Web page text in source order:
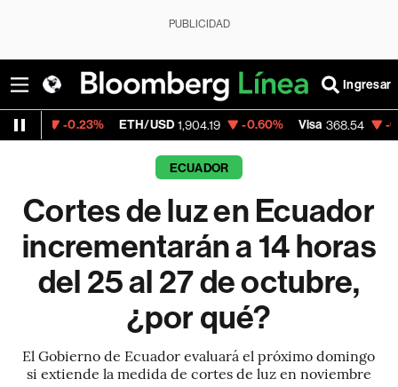
PUBLICIDAD
Ingresar
ETH/USD 1,904.19 -0.60% Visa 368.54 -0.28%
ECUADOR
Cortes de luz en Ecuador
incrementarán a 14 horas
del 25 al 27 de octubre,
¿por qué?
El Gobierno de Ecuador evaluará el próximo domingo
si extiende la medida de cortes de luz en noviembre